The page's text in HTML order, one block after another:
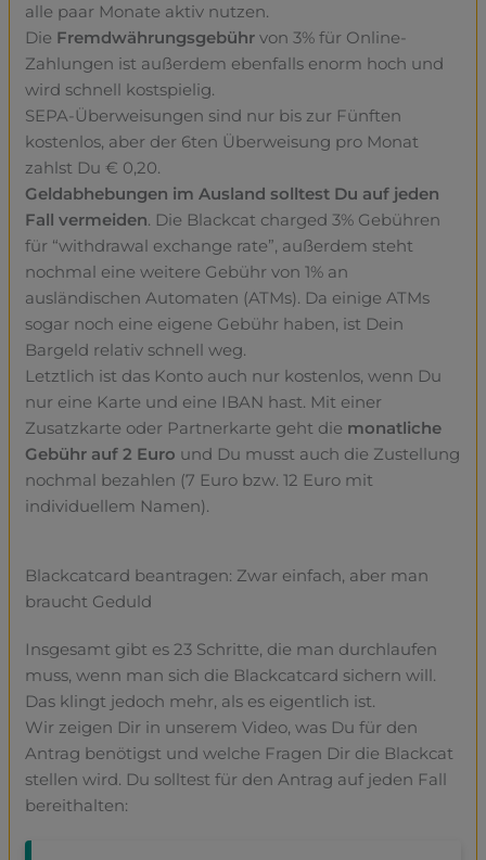
alle paar Monate aktiv nutzen.
Die Fremdwährungsgebührvon 3% für Online-
Zahlungen ist außerdem ebenfalls enorm hoch und
wird schnell kostspielig.
SEPA-Überweisungen sind nur bis zur Fünften
kostenlos, aber der 6ten Überweisung pro Monat
zahlst Du € 0,20.
Geldabhebungen im Ausland solltest Du auf jeden
Fall vermeiden. Die Blackcat charged 3% Gebühren
für “withdrawal exchange rate”, außerdem steht
nochmal eine weitere Gebühr von 1% an
ausländischen Automaten (ATMs). Da einige ATMs
sogar noch eine eigene Gebühr haben, ist Dein
Bargeld relativ schnell weg.
Letztlich ist das Konto auch nur kostenlos, wenn Du
nur eine Karte und eine IBAN hast. Mit einer
Zusatzkarte oder Partnerkarte geht die monatliche
Gebühr auf 2 Euro und Du musst auch die Zustellung
nochmal bezahlen (7 Euro bzw. 12 Euro mit
individuellem Namen).
Blackcatcard beantragen: Zwar einfach, aber man
braucht Geduld
Insgesamt gibt es 23 Schritte, die man durchlaufen
muss, wenn man sich die Blackcatcard sichern will.
Das klingt jedoch mehr, als es eigentlich ist.
Wir zeigen Dir in unserem Video, was Du für den
Antrag benötigst und welche Fragen Dir die Blackcat
stellen wird. Du solltest für den Antrag auf jeden Fall
bereithalten: